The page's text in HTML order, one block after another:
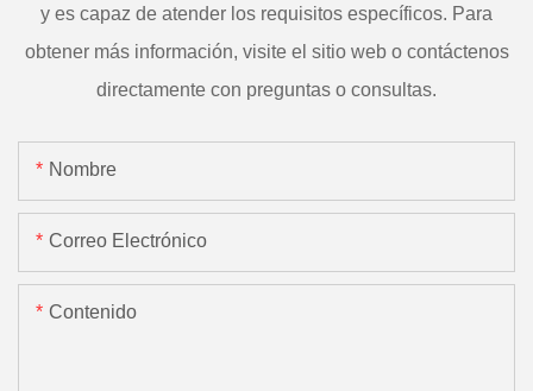
y es capaz de atender los requisitos específicos. Para
obtener más información, visite el sitio web o contáctenos
directamente con preguntas o consultas.
Nombre
Correo Electrónico
Contenido